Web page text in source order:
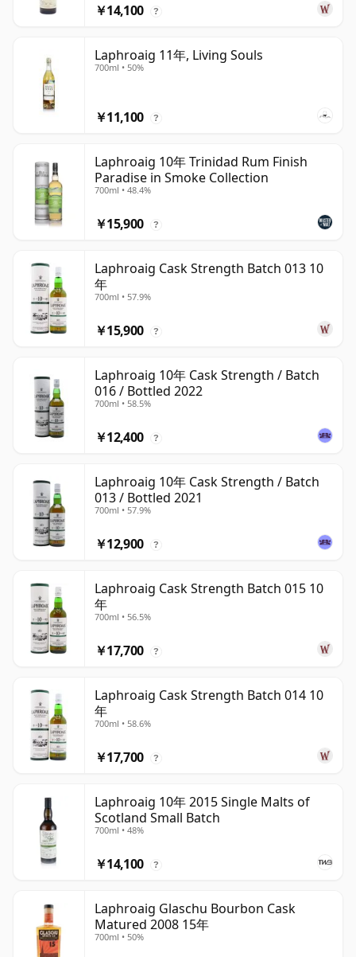
￥14,100 ?
Laphroaig 11年, Living Souls
700ml • 50%
￥11,100 ?
Laphroaig 10年 Trinidad Rum Finish
Paradise in Smoke Collection
700ml • 48.4%
￥15,900 ?
Laphroaig Cask Strength Batch 013 10
年
700ml • 57.9%
￥15,900 ?
Laphroaig 10年 Cask Strength / Batch
016 / Bottled 2022
700ml • 58.5%
￥12,400 ?
Laphroaig 10年 Cask Strength / Batch
013 / Bottled 2021
700ml • 57.9%
￥12,900 ?
Laphroaig Cask Strength Batch 015 10
年
700ml • 56.5%
￥17,700 ?
Laphroaig Cask Strength Batch 014 10
年
700ml • 58.6%
￥17,700 ?
Laphroaig 10年 2015 Single Malts of
Scotland Small Batch
700ml • 48%
￥14,100 ?
Laphroaig Glaschu Bourbon Cask
Matured 2008 15年
700ml • 50%